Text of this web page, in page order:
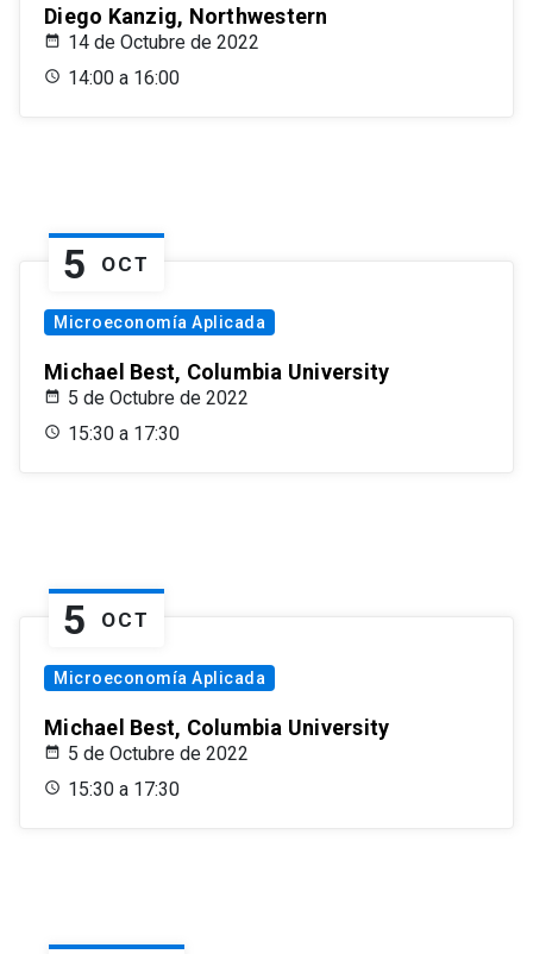
Diego Kanzig, Northwestern
14 de Octubre de 2022
14:00 a 16:00
5 OCT
Microeconomía Aplicada
Michael Best, Columbia University
5 de Octubre de 2022
15:30 a 17:30
5 OCT
Microeconomía Aplicada
Michael Best, Columbia University
5 de Octubre de 2022
15:30 a 17:30